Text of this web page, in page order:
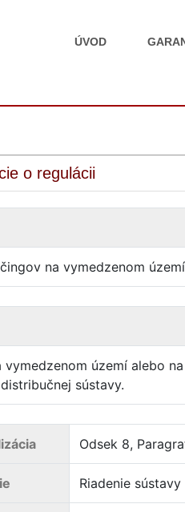
ÚVOD
o regulácii
na vymedzenom území
vymedzenom území alebo
sústavy.
Odsek 8,
Riadenie